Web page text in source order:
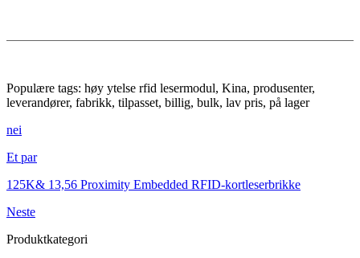
Populære tags: høy ytelse rfid lesermodul, Kina, produsenter,
leverandører, fabrikk, tilpasset, billig, bulk, lav pris, på lager
nei
Et par
125K& 13,56 Proximity Embedded RFID-kortleserbrikke
Neste
Produktkategori